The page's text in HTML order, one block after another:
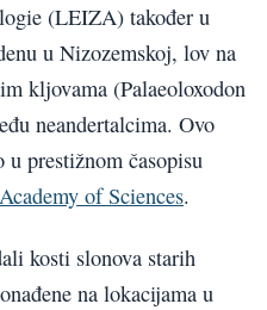
(LEIZA) također u
u Nizozemskoj, lov na
kljovama (Palaeoloxodon
neandertalcima. Ovo
prestižnom časopisu
of Sciences.
kosti slonova starih
na lokacijama u